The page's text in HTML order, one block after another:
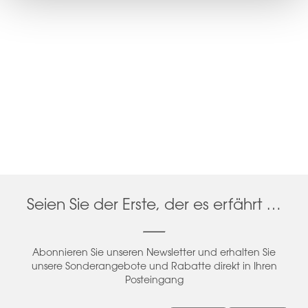
Seien Sie der Erste, der es erfährt …
Abonnieren Sie unseren Newsletter und erhalten Sie
unsere Sonderangebote und Rabatte direkt in Ihren
Posteingang